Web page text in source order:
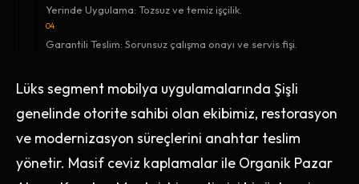
Yerinde Uygulama: Tozsuz ve temiz işçilik.
04
Garantili Teslim: Sorunsuz çalışma onayı ve servis fişi.
Lüks segment mobilya uygulamalarında Şişli
genelinde otorite sahibi olan ekibimiz, restorasyon
ve modernizasyon süreçlerini anahtar teslim
yönetir. Masif ceviz kaplamalar ile Organik Pazar